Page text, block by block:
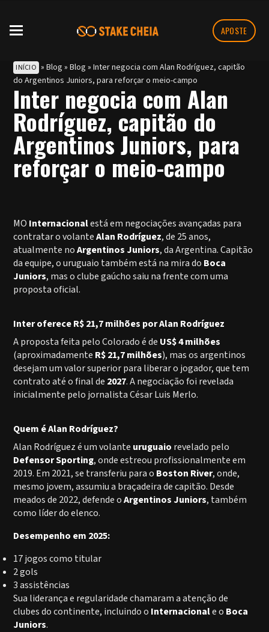
APOSTE
INÍCIO » Blog » Blog » Inter negocia com Alan Rodríguez, capitão
do Argentinos Juniors, para reforçar o meio-campo
Inter negocia com Alan
Rodríguez, capitão do
Argentinos Juniors, para
reforçar o meio-campo
MO Internacionalestá em negociações avançadas para
contratar o volanteAlan Rodríguez, de 25 anos,
atualmente noArgentinos Juniors, da Argentina. Capitão
da equipe, o uruguaio também está na mira do Boca
Juniors, mas o clube gaúcho saiu na frente com uma
proposta oficial.
Inter oferece R$ 21,7 milhões por Alan Rodríguez
A proposta feita pelo Colorado é de US$ 4 milhões
(aproximadamente R$ 21,7 milhões), mas os argentinos
desejam um valor superior para liberar o jogador, que tem
contrato até o final de 2027. A negociação foi revelada
inicialmente pelo jornalista César Luis Merlo.
Quem é Alan Rodríguez?
Alan Rodríguez é um volante uruguaio revelado pelo
Defensor Sporting, onde estreou profissionalmente em
2019. Em 2021, se transferiu para o Boston River, onde,
mesmo jovem, assumiu a braçadeira de capitão. Desde
meados de 2022, defende oArgentinos Juniors, também
como líder do elenco.
Desempenho em 2025:
17 jogos como titular
2 gols
3 assistências
Sua liderança e regularidade chamaram a atenção de
clubes do continente, incluindo o Internacionale o Boca
Juniors.